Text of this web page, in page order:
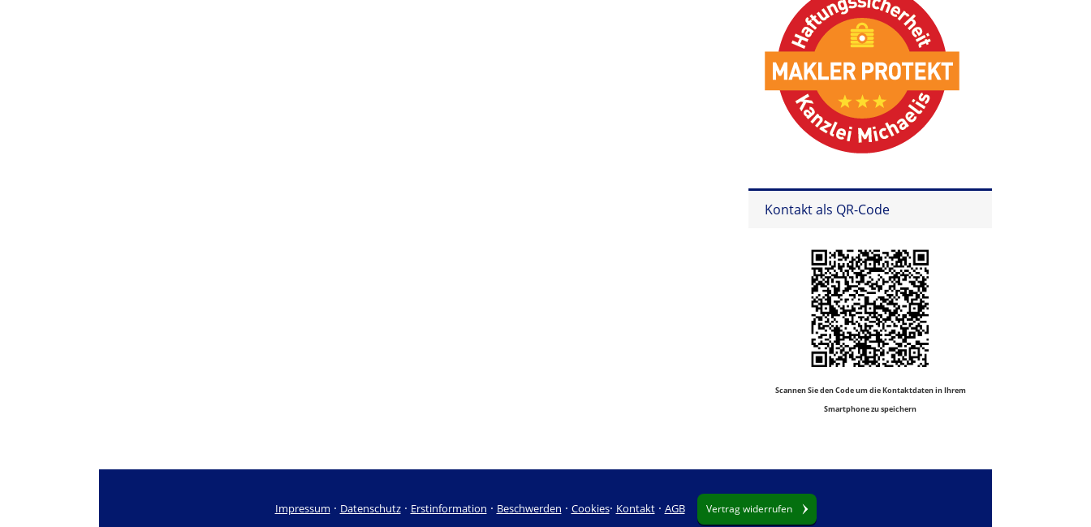
Kontakt als QR-Code
Scannen Sie den Code um die Kontaktdaten in Ihrem
Smartphone zu speichern
Impressum · Datenschutz· Erstinformation · Beschwerden · Cookies· Kontakt· AGB Vertrag widerrufen